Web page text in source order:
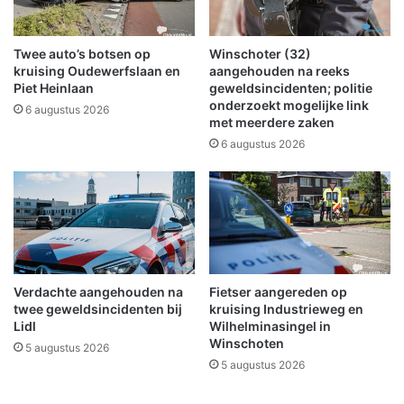
g
i
n
B
e
e
v
i
d
e
o
)
w
e
e
f
s
e
n
a
t
e
i
n
O
m
m
Twee auto’s botsen op
kruising Oudewerfslaan en
Piet Heinlaan
6 augustus 2026
Winschoter (32)
aangehouden na reeks
geweldsincidenten; politie
onderzoekt mogelijke link
met meerdere zaken
6 augustus 2026
Verdachte aangehouden na
twee geweldsincidenten bij
Lidl
5 augustus 2026
Fietser aangereden op
kruising Industrieweg en
Wilhelminasingel in
Winschoten
5 augustus 2026